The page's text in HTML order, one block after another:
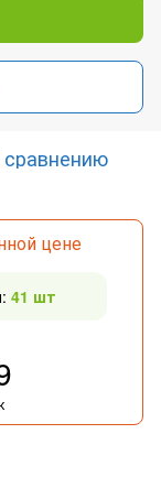
цене
41 шт